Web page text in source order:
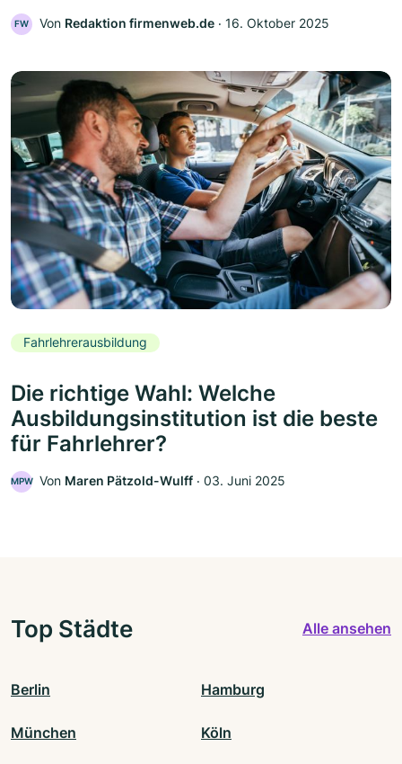
FW Von Redaktion firmenweb.de ‧ 16. Oktober 2025
Fahrlehrerausbildung
Die richtige Wahl: Welche
Ausbildungsinstitution ist die beste
für Fahrlehrer?
MPW Von Maren Pätzold-Wulff ‧ 03. Juni 2025
Top Städte Alle ansehen
Berlin Hamburg
München Köln